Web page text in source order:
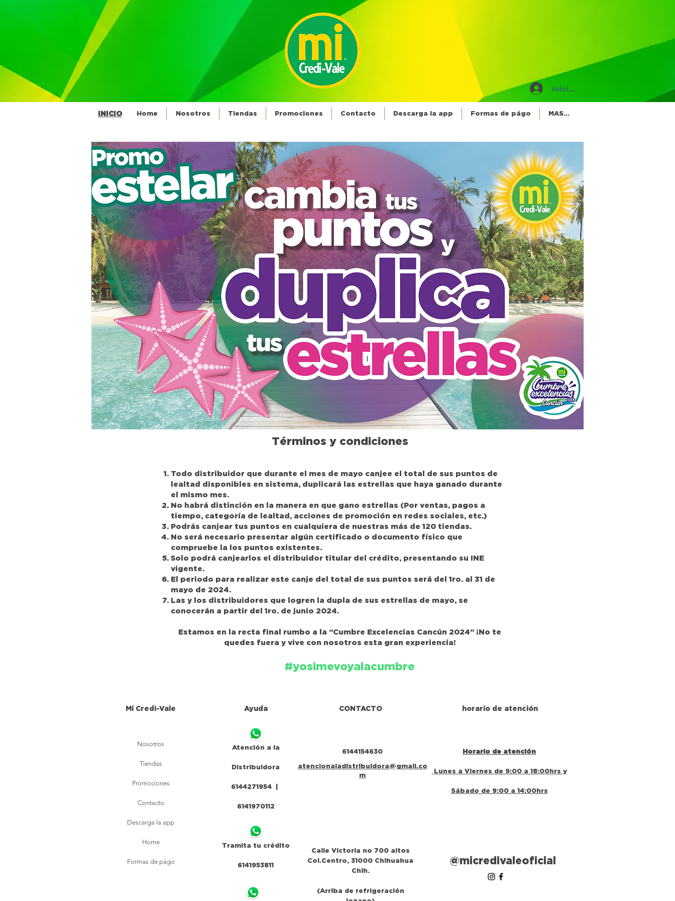
Iniciar sesión
INICIO Home Nosotros Tiendas Promociones Contacto Descarga la app Formas de págo MAS...
Términos y condiciones
Todo distribuidor que durante el mes de mayo canjee el total de sus puntos de
lealtad disponibles en sistema, duplicará las estrellas que haya ganado durante
el mismo mes.
No habrá distinción en la manera en que gano estrellas (Por ventas, pagos a
tiempo, categoría de lealtad, acciones de promoción en redes sociales, etc.)
Podrás canjear tus puntos en cualquiera de nuestras más de 120 tiendas.
No será necesario presentar algún certificado o documento físico que
compruebe la los puntos existentes.
Solo podrá canjearlos el distribuidor titular del crédito, presentando su INE
vigente.
El periodo para realizar este canje del total de sus puntos será del 1ro. al 31 de
mayo de 2024.
Las y los distribuidores que logren la dupla de sus estrellas de mayo, se
conocerán a partir del 1ro. de junio 2024.
Estamos en la recta final rumbo a la “Cumbre Excelencias Cancún 2024” ¡No te
quedes fuera y vive con nosotros esta gran experiencia!
#yosimevoyalacumbre
Mi Credi-Vale Ayuda CONTACTO horario de atención
Nosotros
Tiendas
Promociones
Contacto
Descarga la app
Home
Formas de págo
Atención a la
Distribuidora
6144271954 |
6141970112
Tramita tu crédito
6141953811
6144154630
atencionaladistribuidora@gmail.co
m
Calle Victoria no 700 altos
Col.Centro, 31000 Chihuahua
Chih.
(Arriba de refrigeración
Horario de atención
Lunes a Viernes de 9:00 a 18:00hrs y
Sábado de 9:00 a 14:00hrs
@micredivaleoficial